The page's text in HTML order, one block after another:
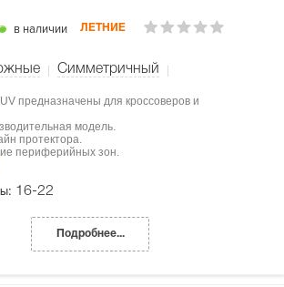
в наличии ЛЕТНИЕ
Симметричный
предназначены для кроссоверов и
модель.
протектора.
периферийных зон.
16-22
Подробнее...